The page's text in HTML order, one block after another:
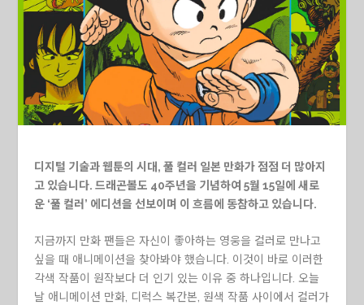
디지털 기술과 웹툰의 시대, 풀 컬러 일본 만화가 점점 더 많아지
고 있습니다. 드래곤볼도 40주년을 기념하여 5월 15일에 새로
운 ‘풀 컬러’ 에디션을 선보이며 이 흐름에 동참하고 있습니다.
지금까지 만화 팬들은 자신이 좋아하는 영웅을 컬러로 만나고
싶을 때 애니메이션을 찾아봐야 했습니다. 이것이 바로 이러한
각색 작품이 원작보다 더 인기 있는 이유 중 하나입니다. 오늘
날 애니메이션 만화, 디럭스 복간본, 원색 작품 사이에서 컬러가